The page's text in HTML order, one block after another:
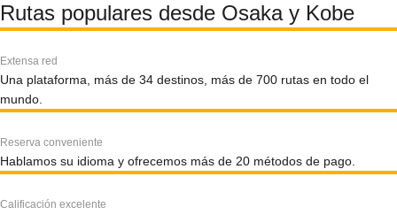
Rutas populares desde Osaka y Kobe
Extensa red
Una plataforma, más de 34 destinos, más de 700 rutas en todo el
mundo.
Reserva conveniente
Hablamos su idioma y ofrecemos más de 20 métodos de pago.
Calificación excelente